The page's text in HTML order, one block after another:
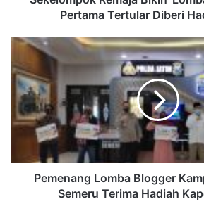
Pertama Tertular Diberi
Pemenang Lomba Blogger
Semeru Terima Hadiah